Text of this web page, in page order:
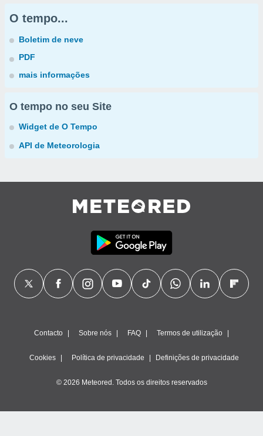
O tempo...
Boletim de neve
PDF
mais informações
O tempo no seu Site
Widget de O Tempo
API de Meteorologia
Contacto Sobre nós FAQ Termos de utilização
Cookies Política de privacidade Definições de privacidade
© 2026 Meteored. Todos os direitos reservados